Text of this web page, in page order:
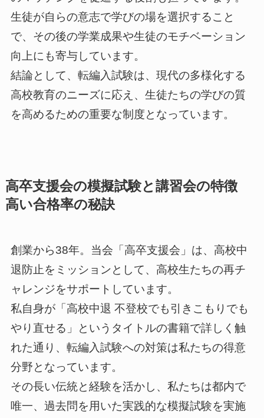
生徒が自らの意志で学びの場を選択すること
で、その後の学業成果や生徒のモチベーション
向上にも寄与しています。
結論として、転編入試験は、現代の多様化する
高校教育のニーズに応え、生徒たちの学びの質
を高めるための重要な制度となっています。
高卒支援会の模擬試験と講習会の特徴
高い合格率の秘訣
創業から38年。当会「高卒支援会」は、高校中
退防止をミッションとして、高校生たちの再チ
ャレンジをサポートしています。
私自身が「高校中退 不登校でも引きこもりでも
やり直せる」というタイトルの書籍で詳しく触
れた通り、転編入試験への対策は私たちの得意
分野となっています。
その長い伝統と経験を活かし、私たちは都内で
唯一、過去問を用いた実践的な模擬試験を実施